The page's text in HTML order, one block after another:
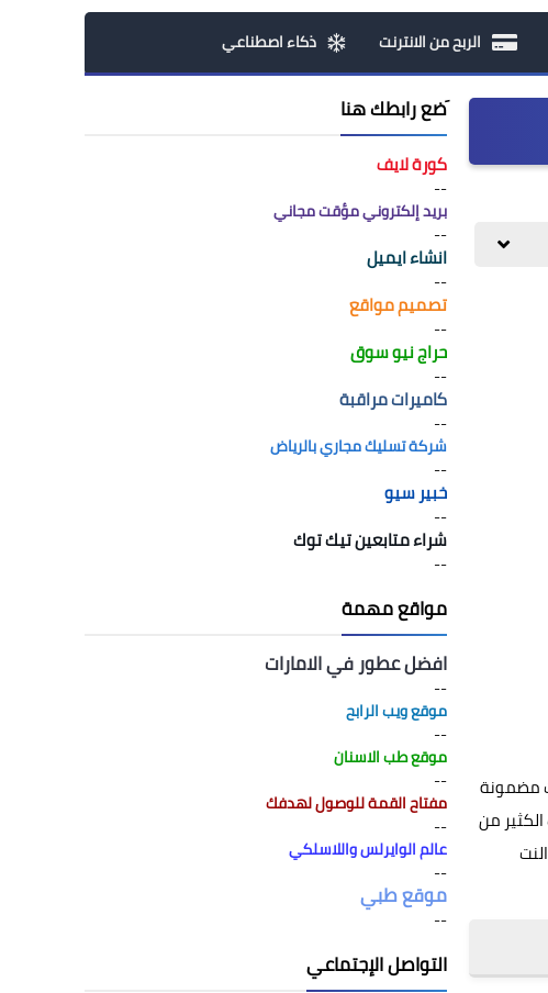
الربح من الانترنت ذكاء اصطناعي
مضمونة
من
َضع رابطك هنا
كورة لايف
--
بريد إلكتروني مؤقت مجاني
--
انشاء ايميل
--
تصميم مواقع
--
حراج نيو سوق
--
كاميرات مراقبة
--
شركة تسليك مجاري بالرياض
--
خبير سيو
--
شراء متابعين تيك توك
--
مواقع مهمة
افضل عطور في الامارات
--
موقع ويب الرابح
--
موقع طب الاسنان
--
مفتاح القمة للوصول لهدفك
--
عالم الوايرلس واللاسلكي
--
موقع طبي
--
التواصل الإجتماعي